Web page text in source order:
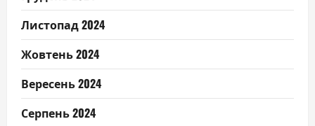
Листопад 2024
Жовтень 2024
Вересень 2024
Серпень 2024